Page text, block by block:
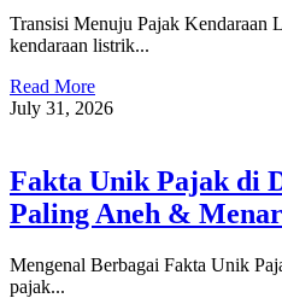
Transisi Menuju Pajak Kendaraan
kendaraan listrik...
Read More
July 31, 2026
Fakta Unik Pajak di
Paling Aneh &
Mengenal Berbagai Fakta Unik
pajak...